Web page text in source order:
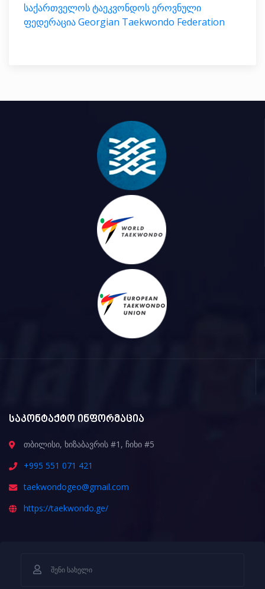
საქართველოს ტაეკვონდოს ეროვნული
ფედერაცია Georgian Taekwondo Federation
საკონტაქტო ინფორმაცია
თბილისი, ხიზაბავრის #1, ჩიხი #5
+995 551 071 421
taekwondogeo@gmail.com
https://taekwondo.ge/